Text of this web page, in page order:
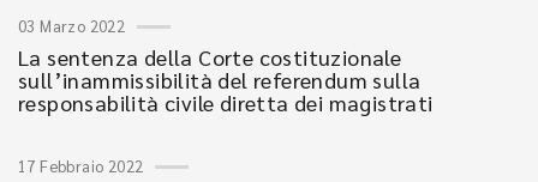
03 Marzo 2022
La sentenza della Corte costituzionale
sull’inammissibilità del referendum sulla
responsabilità civile diretta dei magistrati
17 Febbraio 2022